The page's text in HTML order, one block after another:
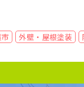
外壁・屋根塗装